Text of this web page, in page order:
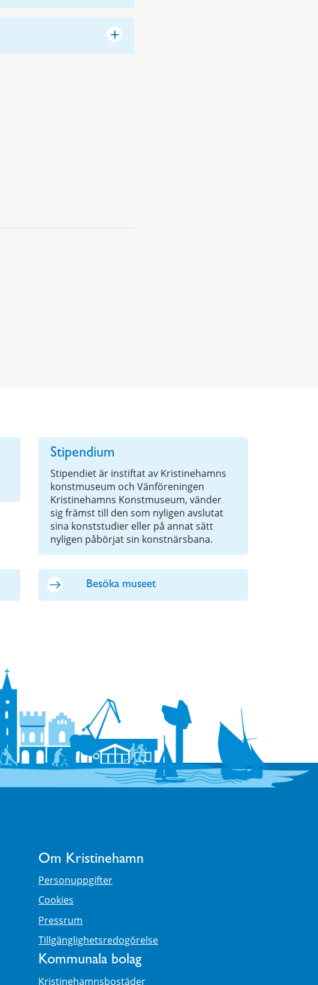
+
Stipendium
Stipendiet är instiftat av Kristinehamns
konstmuseum och Vänföreningen
Kristinehamns Konstmuseum, vänder
sig främst till den som nyligen avslutat
sina konststudier eller på annat sätt
nyligen påbörjat sin konstnärsbana.
Besöka museet
Om Kristinehamn
Personuppgifter
Cookies
Pressrum
Tillgänglighetsredogörelse
Kommunala bolag
Kristinehamnsbostäder